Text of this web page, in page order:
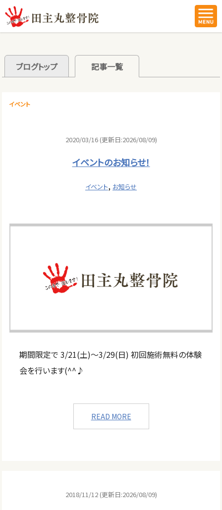
ブログトップ 記事一覧
イベント
2020/03/16 (更新日:2026/08/09)
イベントのお知らせ！
イベント, お知らせ
期間限定で 3/21(土)～3/29(日) 初回施術無料の体験
会を行います(^^♪
READ MORE
2018/11/12 (更新日:2026/08/09)